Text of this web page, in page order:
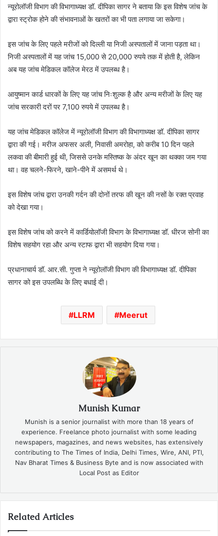
न्यूरोलॉजी विभाग की विभागाध्यक्ष डॉ. दीपिका सागर ने बताया कि इस विशेष जांच के
द्वारा स्ट्रोक होने की संभावनाओं के खतरों का भी पता लगाया जा सकेगा।
इस जांच के लिए पहले मरीजों को दिल्ली या निजी अस्पतालों में जाना पड़ता था।
निजी अस्पतालों में यह जांच 15,000 से 20,000 रुपये तक में होती है, लेकिन
अब यह जांच मेडिकल कॉलेज मेरठ में उपलब्ध है।
आयुष्मान कार्ड धारकों के लिए यह जांच निःशुल्क है और अन्य मरीजों के लिए यह
जांच सरकारी दरों पर 7,100 रुपये में उपलब्ध है।
यह जांच मेडिकल कॉलेज में न्यूरोलॉजी विभाग की विभागाध्यक्ष डॉ. दीपिका सागर
द्वारा की गई। मरीज अफसर अली, निवासी अमरोहा, को करीब 10 दिन पहले
लकवा की बीमारी हुई थी, जिससे उनके मस्तिष्क के अंदर खून का थक्का जम गया
था। वह चलने-फिरने, खाने-पीने में असमर्थ थे।
इस विशेष जांच द्वारा उनकी गर्दन की दोनों तरफ की खून की नसों के रक्त प्रवाह
को देखा गया।
इस विशेष जांच को करने में कार्डियोलॉजी विभाग के विभागाध्यक्ष डॉ. धीरज सोनी का
विशेष सहयोग रहा और अन्य स्टाफ द्वारा भी सहयोग दिया गया।
प्रधानाचार्य डॉ. आर.सी. गुप्ता ने न्यूरोलॉजी विभाग की विभागाध्यक्ष डॉ. दीपिका
सागर को इस उपलब्धि के लिए बधाई दी।
LLRM Meerut
Munish Kumar
Munish is a senior journalist with more than 18 years of
experience. Freelance photo journalist with some leading
newspapers, magazines, and news websites, has extensively
contributing to The Times of India, Delhi Times, Wire, ANI, PTI,
Nav Bharat Times & Business Byte and is now associated with
Local Post as Editor
Related Articles